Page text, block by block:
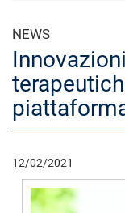
NEWS
12/02/2021